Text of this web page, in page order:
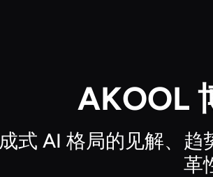
AKOOL
式 AI 格局的见解、趋
革